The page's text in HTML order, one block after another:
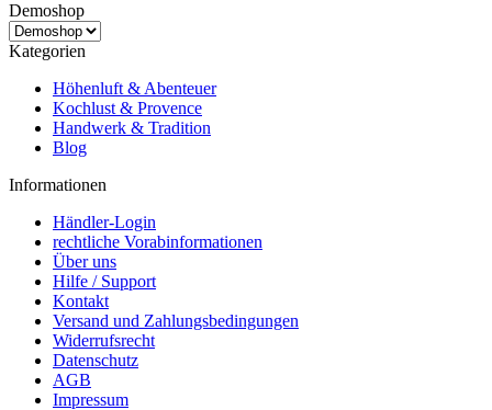
Demoshop
Kategorien
Höhenluft & Abenteuer
Kochlust & Provence
Handwerk & Tradition
Blog
Informationen
Händler-Login
rechtliche Vorabinformationen
Über uns
Hilfe / Support
Kontakt
Versand und Zahlungsbedingungen
Widerrufsrecht
Datenschutz
AGB
Impressum